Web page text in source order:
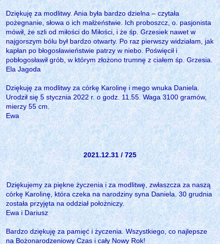
Dziękuję za modlitwy. Ania była bardzo dzielna – czytała
pożegnanie, słowa o ich małżeństwie. Ich proboszcz, o. pasjonista
mówił, że szli od miłości do Miłości, i że śp. Grzesiek nawet w
najgorszym bólu był bardzo otwarty. Po raz pierwszy widziałam, jak
kapłan po błogosławieństwie patrzy w niebo. Poświęcił i
pobłogosławił grób, w którym złożono trumnę z ciałem śp. Grzesia.
Ela Jagoda
Dziękuję za modlitwy za córkę Karolinę i mego wnuka Daniela.
Urodził się 5 stycznia 2022 r. o godz. 11.55. Waga 3100 gramów,
mierzy 55 cm.
Ewa
2021.12.31 / 725
Dziękujemy za piękne życzenia i za modlitwę, zwłaszcza za naszą
córkę Karolinę, która czeka na narodziny syna Daniela. 30 grudnia
została przyjęta na oddział położniczy.
Ewa i Dariusz
Bardzo dziękuję za pamięć i życzenia. Wszystkiego, co najlepsze
na Bożonarodzeniowy Czas i cały Nowy Rok!